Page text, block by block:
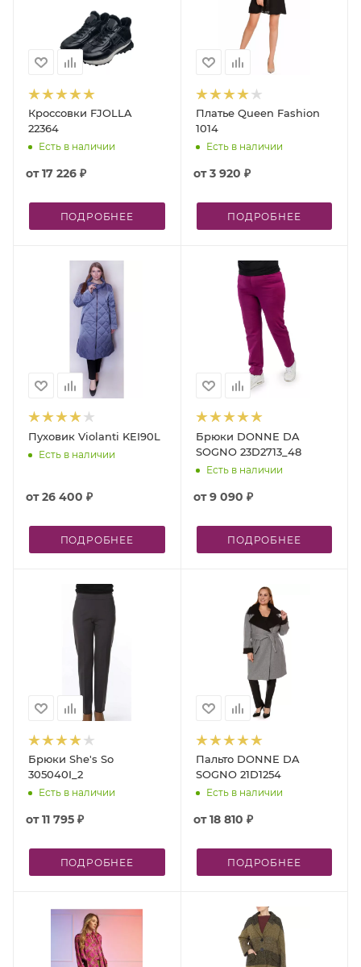
Кроссовки FJOLLA
22364
Есть в наличии
от17 226 ₽
ПОДРОБНЕЕ
Платье Queen Fashion
1014
Есть в наличии
от3 920 ₽
ПОДРОБНЕЕ
Пуховик Violanti KEI90L
Есть в наличии
от26 400 ₽
ПОДРОБНЕЕ
Брюки DONNE DA
SOGNO 23D2713_48
Есть в наличии
от9 090 ₽
ПОДРОБНЕЕ
Брюки She's So
305040I_2
Есть в наличии
от11 795 ₽
ПОДРОБНЕЕ
Пальто DONNE DA
SOGNO 21D1254
Есть в наличии
от18 810 ₽
ПОДРОБНЕЕ